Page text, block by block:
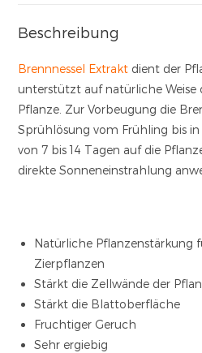
Beschreibung
Brennnessel Extrakt dient der
unterstützt auf natürliche Weise
Pflanze. Zur Vorbeugung die
Sprühlösung vom Frühling bis
von 7 bis 14 Tagen auf die
direkte Sonneneinstrahlung
Natürliche Pflanzenstärkung
Zierpflanzen
Stärkt die Zellwände der
Stärkt die Blattoberfläche
Fruchtiger Geruch
Sehr ergiebig